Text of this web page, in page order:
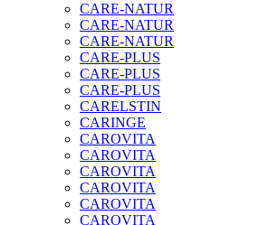
CARE-NATUR
CARE-NATUR
CARE-NATUR
CARE-PLUS
CARE-PLUS
CARE-PLUS
CARELSTIN
CARINGE
CAROVITA
CAROVITA
CAROVITA
CAROVITA
CAROVITA
CAROVITA